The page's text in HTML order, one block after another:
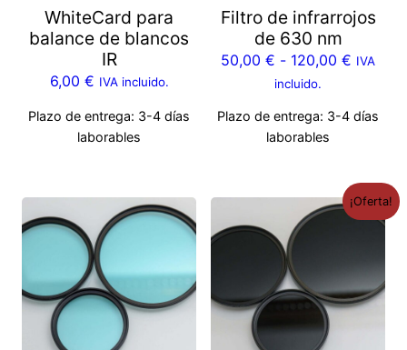
WhiteCard para
balance de blancos
IR
6,00 € IVA incluido.
Plazo de entrega: 3-4 días
laborables
Filtro de infrarrojos
de 630 nm
50,00 € - 120,00 € IVA
incluido.
Plazo de entrega: 3-4 días
laborables
¡Oferta!